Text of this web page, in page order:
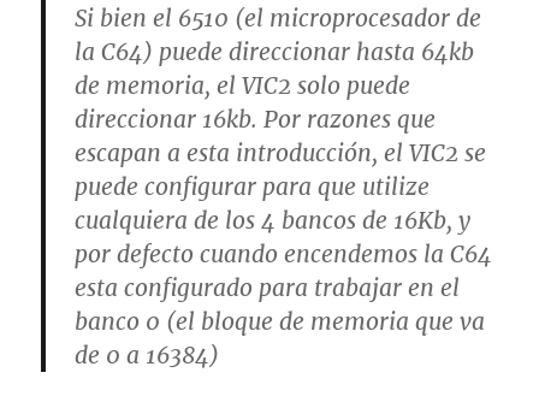
Si bien el 6510 (el microprocesador de
la C64) puede direccionar hasta 64kb
de memoria, el VIC2 solo puede
direccionar 16kb. Por razones que
escapan a esta introducción, el VIC2 se
puede configurar para que utilize
cualquiera de los 4 bancos de 16Kb, y
por defecto cuando encendemos la C64
esta configurado para trabajar en el
banco 0 (el bloque de memoria que va
de 0 a 16384)